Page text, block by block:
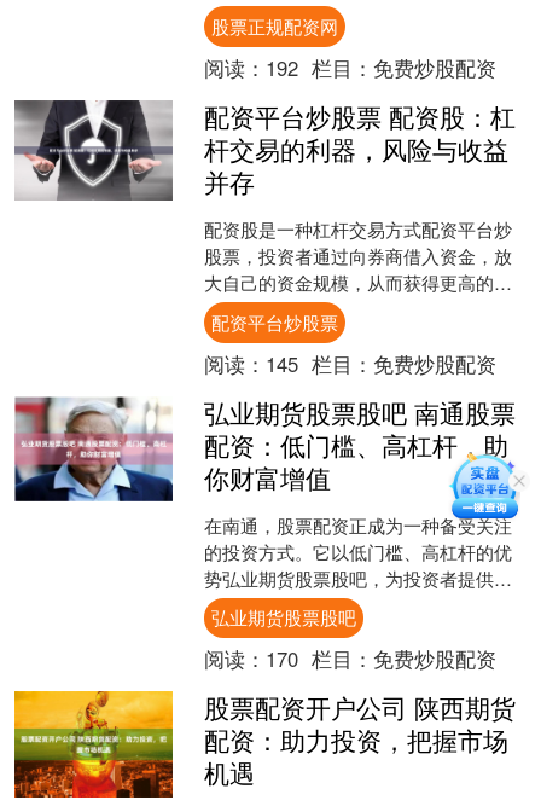
确保资金安全和投资收益。 短期股票配
资通常由券商或其他金融机....
股票正规配资网
阅读： 192 栏目： 免费炒股配资
配资平台炒股票 配资股：杠
杆交易的利器，风险与收益
并存
配资股是一种杠杆交易方式配资平台炒
股票，投资者通过向券商借入资金，放
大自己的资金规模，从而获得更高的收
益。然而，配资股也存在较高的风险，
投资者需要谨慎操作。 期....
配资平台炒股票
阅读： 145 栏目： 免费炒股配资
弘业期货股票股吧 南通股票
配资：低门槛、高杠杆，助
你财富增值
在南通，股票配资正成为一种备受关注
的投资方式。它以低门槛、高杠杆的优
势弘业期货股票股吧，为投资者提供了
快速增值财富的契机。 南通期货配资提
供高达1:10的杠杆比....
弘业期货股票股吧
阅读： 170 栏目： 免费炒股配资
股票配资开户公司 陕西期货
配资：助力投资，把握市场
机遇